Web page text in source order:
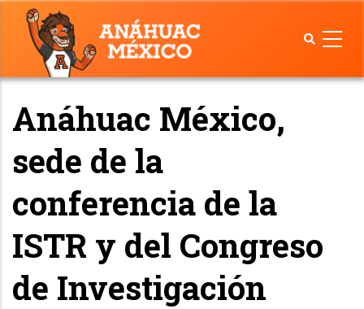
Pasar
contenido
principal
Anáhuac México,
sede de la
conferencia de la
ISTR y del Congreso
de Investigación